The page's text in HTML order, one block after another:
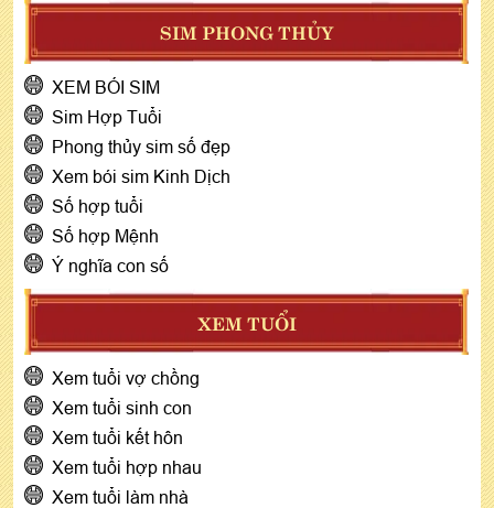
SIM PHONG THỦY
XEM BÓI SIM
Sim Hợp Tuổi
Phong thủy sim số đẹp
Xem bói sim Kinh Dịch
Số hợp tuổi
Số hợp Mệnh
Ý nghĩa con số
XEM TUỔI
Xem tuổi vợ chồng
Xem tuổi sinh con
Xem tuổi kết hôn
Xem tuổi hợp nhau
Xem tuổi làm nhà